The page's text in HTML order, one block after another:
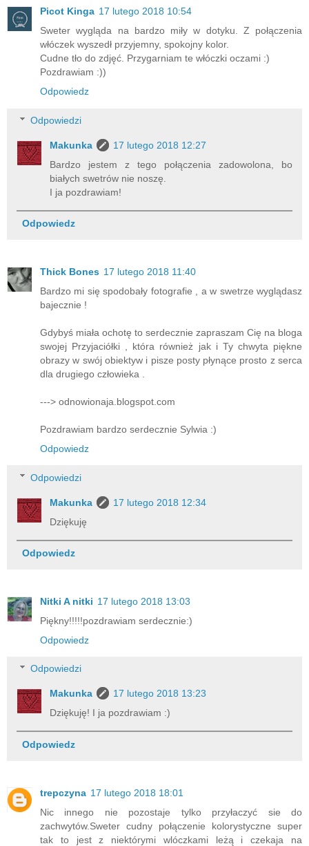
Picot Kinga 17 lutego 2018 10:54
Sweter wygląda na bardzo miły w dotyku. Z połączenia
włóczek wyszedł przyjemny, spokojny kolor.
Cudne tło do zdjęć. Przygarniam te włóczki oczami :)
Pozdrawiam :))
Odpowiedz
Odpowiedzi
Makunka
17 lutego 2018 12:27
Bardzo jestem z tego połączenia zadowolona, bo
białych swetrów nie noszę.
I ja pozdrawiam!
Odpowiedz
Thick Bones 17 lutego 2018 11:40
Bardzo mi się spodobały fotografie , a w swetrze wyglądasz
bajecznie !
Gdybyś miała ochotę to serdecznie zapraszam Cię na bloga
swojej Przyjaciółki , która również jak i Ty chwyta piękne
obrazy w swój obiektyw i pisze posty płynące prosto z serca
dla drugiego człowieka .
---> odnowionaja.blogspot.com
Pozdrawiam bardzo serdecznie Sylwia :)
Odpowiedz
Odpowiedzi
Makunka
17 lutego 2018 12:34
Dziękuję
Odpowiedz
Nitki A nitki 17 lutego 2018 13:03
Piękny!!!!!pozdrawiam serdecznie:)
Odpowiedz
Odpowiedzi
Makunka
17 lutego 2018 13:23
Dziękuję! I ja pozdrawiam :)
Odpowiedz
trepczyna 17 lutego 2018 18:01
Nic innego nie pozostaje tylko przyłaczyć sie do
zachwytów.Sweter cudny połączenie kolorystyczne super
tak to jest z niektórymi wlóczkami leżą i czekaja na